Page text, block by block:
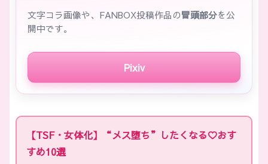
文字コラ画像や、FANBOX投稿作品の冒頭部分を公
開中です。
Pixiv
【TSF・女体化】“メス堕ち”したくなる♡おす
すめ10選